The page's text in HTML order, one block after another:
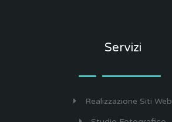
Servizi
Realizzazione Siti Web